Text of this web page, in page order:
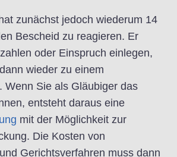
zunächst jedoch wiederum 14
Bescheid zu reagieren. Er
oder Einspruch einlegen,
wieder zu einem
Wenn Sie als Gläubiger das
entsteht daraus eine
mit der Möglichkeit zur
Die Kosten von
Gerichtsverfahren muss dann